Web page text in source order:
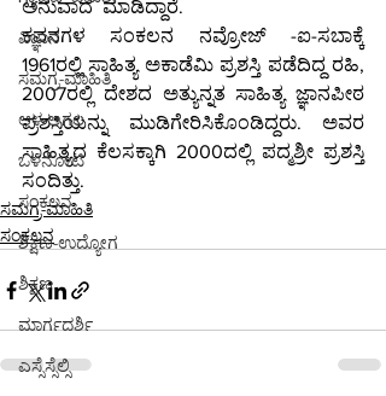
ವಿಜ್ಞಾನ
ಸಮಗ್ರ-ಮಾಹಿತಿ
ಆಳ-ಅಗಲ
ಒಳನೋಟ
ಸಂಕಲನ
ಶಿಕ್ಷಣ-ಉದ್ಯೋಗ
ಶಿಕ್ಷಣ
ಮಾರ್ಗದರ್ಶಿ
ಎಸ್ಸೆಸ್ಸೆಲ್ಸಿ
ಅನುವಾದ  ಮಾಡಿದ್ದಾರೆ.
ಕವನಗಳ ಸಂಕಲನ ನವ್ರೋಜ್ -ಐ-ಸಬಾಕ್ಕೆ
1961ರಲ್ಲಿ ಸಾಹಿತ್ಯ ಅಕಾಡೆಮಿ ಪ್ರಶಸ್ತಿ ಪಡೆದಿದ್ದ ರಹಿ,
2007ರಲ್ಲಿ ದೇಶದ ಅತ್ಯುನ್ನತ ಸಾಹಿತ್ಯ ಜ್ಞಾನಪೀಠ
ಪ್ರಶಸ್ತಿಯನ್ನು ಮುಡಿಗೇರಿಸಿಕೊಂಡಿದ್ದರು. ಅವರ
ಸಾಹಿತ್ಯದ ಕೆಲಸಕ್ಕಾಗಿ 2000ದಲ್ಲಿ ಪದ್ಮಶ್ರೀ ಪ್ರಶಸ್ತಿ
ಸಂದಿತ್ತು.
ಸಮಗ್ರ-ಮಾಹಿತಿ
ಸಂಕಲನ